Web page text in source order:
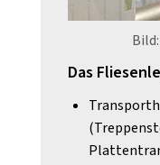
Das